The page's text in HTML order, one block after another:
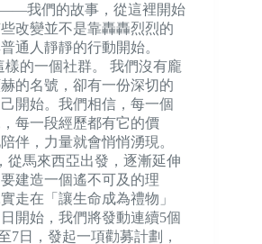
我們的故事，從這裡開始
改變並不是靠轟轟烈烈的
通人靜靜的行動開始。
的一個社群。 我們沒有龐
的名號，卻有一份深切的
開始。我們相信，每一個
每一段經歷都有它的價
伴，力量就會悄悄湧現。
從馬來西亞出發，逐漸延伸
建造一個遙不可及的理
走在「讓生命成為禮物」
開始，我們將發動連續5個
7日，發起一項勸募計劃，